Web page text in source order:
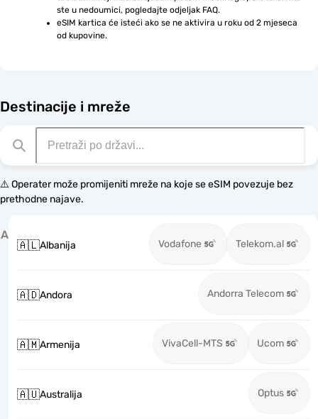
ste u nedoumici, pogledajte odjeljak FAQ.
eSIM kartica će isteći ako se ne aktivira u roku od 2 mjeseca
od kupovine.
Destinacije i mreže
⚠️ Operater može promijeniti mreže na koje se eSIM povezuje bez
prethodne najave.
A
🇦🇱Albanija Vodafone Telekom.al
🇦🇩Andora Andorra Telecom
🇦🇲Armenija VivaCell-MTS Ucom
🇦🇺Australija Optus